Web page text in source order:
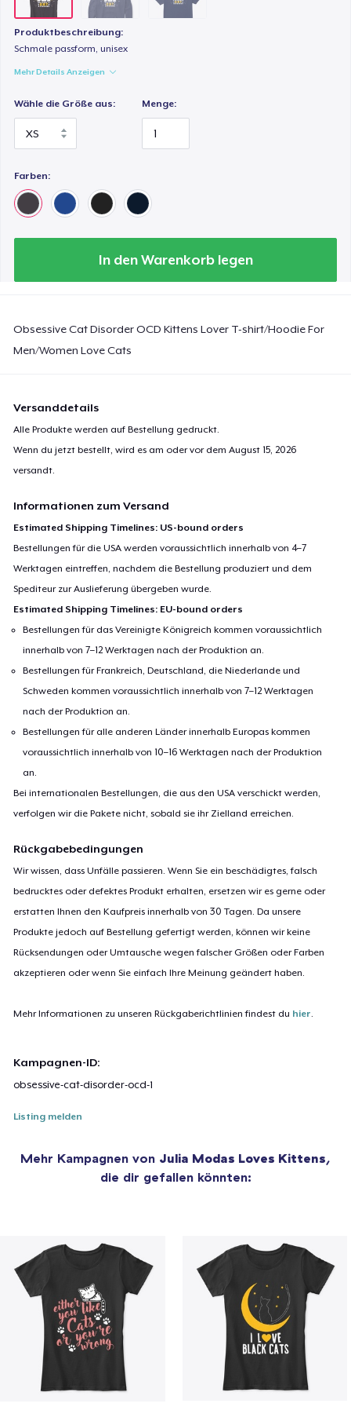
Produktbeschreibung:
Schmale passform, unisex
Mehr Details Anzeigen
Wähle die Größe aus: Menge:
Farben:
In den Warenkorb legen
Obsessive Cat Disorder OCD Kittens Lover T-shirt/Hoodie For
Men/Women Love Cats
Versanddetails
Alle Produkte werden auf Bestellung gedruckt.
Wenn du jetzt bestellt, wird es am oder vor demAugust 15, 2026
versandt.
Informationen zum Versand
Estimated Shipping Timelines: US-bound orders
Bestellungen für die USA werden voraussichtlich innerhalb von 4–7
Werktagen eintreffen, nachdem die Bestellung produziert und dem
Spediteur zur Auslieferung übergeben wurde.
Estimated Shipping Timelines: EU-bound orders
Bestellungen für das Vereinigte Königreich kommen voraussichtlich
innerhalb von 7–12 Werktagen nach der Produktion an.
Bestellungen für Frankreich, Deutschland, die Niederlande und
Schweden kommen voraussichtlich innerhalb von 7–12 Werktagen
nach der Produktion an.
Bestellungen für alle anderen Länder innerhalb Europas kommen
voraussichtlich innerhalb von 10–16 Werktagen nach der Produktion
an.
Bei internationalen Bestellungen, die aus den USA verschickt werden,
verfolgen wir die Pakete nicht, sobald sie ihr Zielland erreichen.
Rückgabebedingungen
Wir wissen, dass Unfälle passieren. Wenn Sie ein beschädigtes, falsch
bedrucktes oder defektes Produkt erhalten, ersetzen wir es gerne oder
erstatten Ihnen den Kaufpreis innerhalb von 30 Tagen. Da unsere
Produkte jedoch auf Bestellung gefertigt werden, können wir keine
Rücksendungen oder Umtausche wegen falscher Größen oder Farben
akzeptieren oder wenn Sie einfach Ihre Meinung geändert haben.
Mehr Informationen zu unseren Rückgaberichtlinien findest du hier.
Kampagnen-ID:
obsessive-cat-disorder-ocd-1
Listing melden
Mehr Kampagnen von Julia Modas Loves Kittens,
die dir gefallen könnten: